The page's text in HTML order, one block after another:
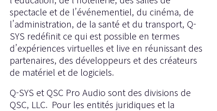
spectacle et de l’événementiel, du cinéma, de
l’administration, de la santé et du transport, Q-
SYS redéfinit ce qui est possible en termes
d’expériences virtuelles et live en réunissant des
partenaires, des développeurs et des créateurs
de matériel et de logiciels.
Q-SYS et QSC Pro Audio sont des divisions de
QSC, LLC. Pour les entités juridiques et la